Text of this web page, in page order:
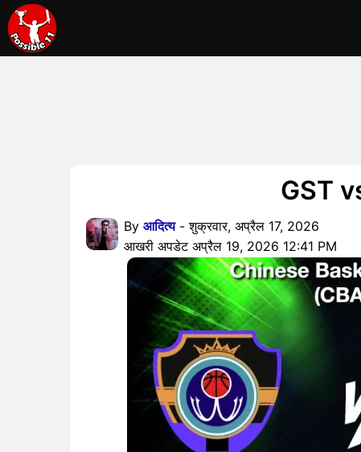
GST
By आदित्य- शुक्रवार, अप्रैल 17, 2026
आखरी अपडेट अप्रैल 19, 2026 12:41 PM